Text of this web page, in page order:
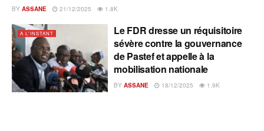
BY ASSANE 21/12/2025 1.8K
A L'INSTANT
Le FDR dresse un réquisitoire
sévère contre la gouvernance
de Pastef et appelle à la
mobilisation nationale
BY ASSANE 18/12/2025 1.9K